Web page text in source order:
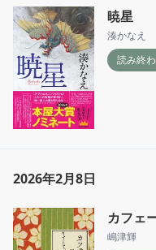
暁星
湊かなえ
読み終
2026年2月8日
カフェ
嶋津輝